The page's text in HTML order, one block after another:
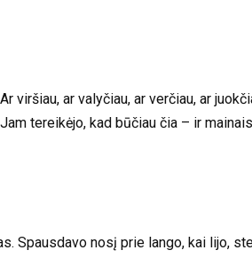
viršiau, ar valyčiau, ar verčiau, ar
tereikėjo, kad būčiau čia – ir
Spausdavo nosį prie lango, kai lijo,